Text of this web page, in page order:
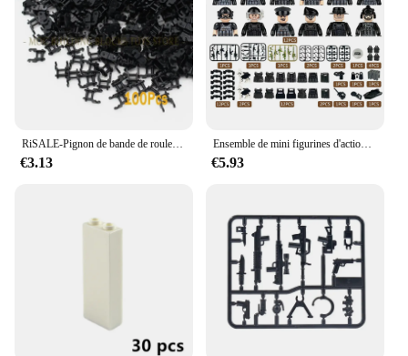
RiSALE-Pignon de bande de roulement en brique, pièces de technologie, jouets d'ingénierie mécanique, réservoir de pistes, nuits de construction, 3711, 24375, 57518, 57519
€3.13
Ensemble de mini figurines d'action avec arme pour enfants, jouets de base militaire, véhicule tout-terrain, blocs de construction de voiture
€5.93